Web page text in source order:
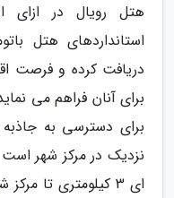
هتل رویال در ازای
استانداردهای هتل
دریافت کرده و فرصت
برای آنان فراهم می
برای دسترسی به
نزدیک در مرکز شهر
ای 3 کیلومتری تا